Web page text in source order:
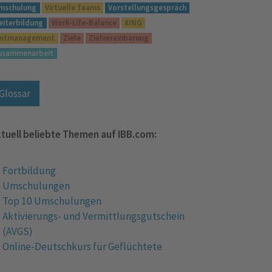
Virtuelle Teams
Vorstellungsgespräch
Work-Life-Balance
XING
Ziele
Zielvereinbarung
Glossar
beliebte Themen auf IBB.com:
Fortbildung
Umschulungen
Top 10 Umschulungen
Aktivierungs- und Vermittlungsgutschein
(AVGS)
Online-Deutschkurs für Geflüchtete